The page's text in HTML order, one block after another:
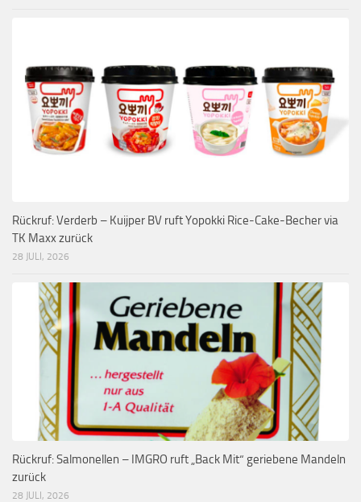
Rückruf: Verderb – Kuijper BV ruft Yopokki Rice-Cake-Becher via
TK Maxx zurück
28 JULI, 2026
Rückruf: Salmonellen – IMGRO ruft „Back Mit“ geriebene Mandeln
zurück
28 JULI, 2026